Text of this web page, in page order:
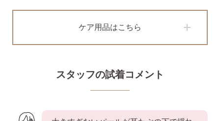
10日間返品保証ケア用品はこちら
スタッフの試着コメント